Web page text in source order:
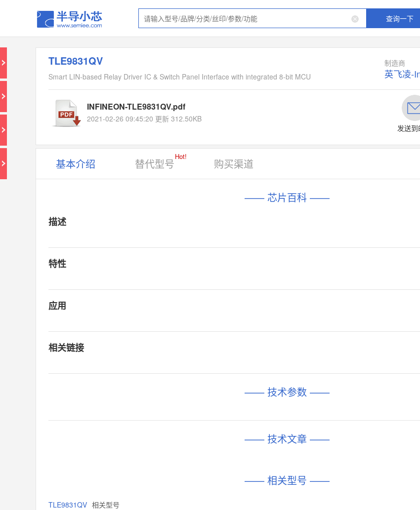
查询一下
TLE9831QV
Smart LIN-based Relay Driver IC & Switch Panel Interface with integrated 8-bit MCU
制造商
英飞凌-
INFINEON-TLE9831QV.pdf
2021-02-26 09:45:20 更新 312.50KB
发送到
基本介绍 替代型号
Hot!
购买渠道
—— 芯片百科 ——
描述
特性
应用
相关链接
—— 技术参数 ——
—— 技术文章 ——
—— 相关型号 ——
TLE9831QV 相关型号